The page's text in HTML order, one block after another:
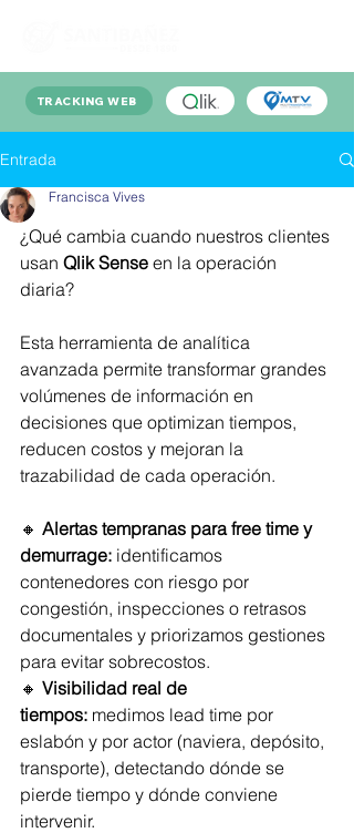
TRACKING WEB
Entrada
Francisca Vives
¿Qué cambia cuando nuestros clientes
usan Qlik Sense en la operación
diaria?
Esta herramienta de analítica
avanzada permite transformar grandes
volúmenes de información en
decisiones que optimizan tiempos,
reducen costos y mejoran la
trazabilidad de cada operación.
🔸 Alertas tempranas para free time y
demurrage: identificamos
contenedores con riesgo por
congestión, inspecciones o retrasos
documentales y priorizamos gestiones
para evitar sobrecostos.
🔸 Visibilidad real de
tiempos: medimos lead time por
eslabón y por actor (naviera, depósito,
transporte), detectando dónde se
pierde tiempo y dónde conviene
intervenir.